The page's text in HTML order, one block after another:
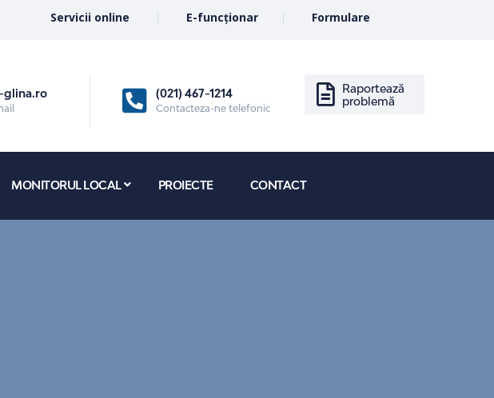
Servicii online E-funcționar Formulare
glina.ro (021) 467-1214
Contacteza-ne telefonic
Raportează
problemă
MONITORUL LOCAL PROIECTE CONTACT